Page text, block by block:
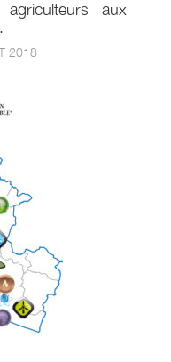
aux
2018